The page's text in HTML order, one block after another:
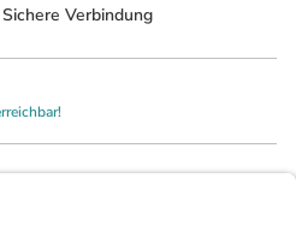
Sichere Verbindung